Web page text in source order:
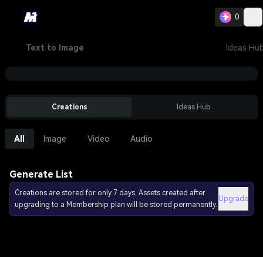
0
Text to Image Ideas
Creations Ideas Hub
All Image Video Audio
Generate List
Creations are stored for only 7 days. Assets created after
upgrading to a Membership plan will be stored permanently.
Upgrade